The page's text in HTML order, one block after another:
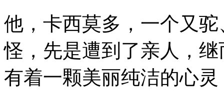
他，卡西莫多，一个又
怪，先是遭到了亲人，
有着一颗美丽纯洁的心